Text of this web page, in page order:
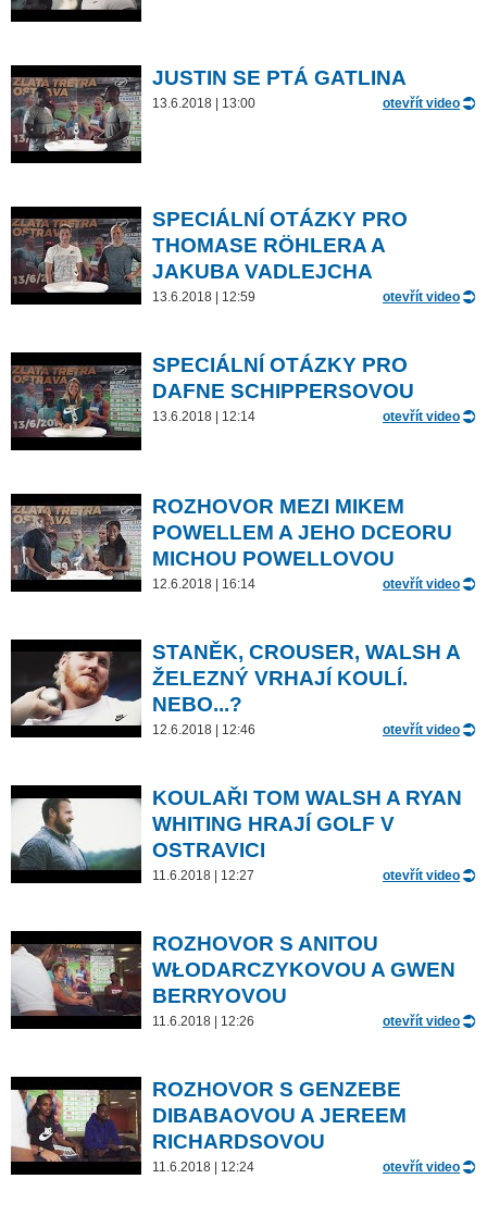
JUSTIN SE PTÁ GATLINA
13.6.2018 | 13:00 otevřít video
SPECIÁLNÍ OTÁZKY PRO
THOMASE RÖHLERA A
JAKUBA VADLEJCHA
13.6.2018 | 12:59 otevřít video
SPECIÁLNÍ OTÁZKY PRO
DAFNE SCHIPPERSOVOU
13.6.2018 | 12:14 otevřít video
ROZHOVOR MEZI MIKEM
POWELLEM A JEHO DCEORU
MICHOU POWELLOVOU
12.6.2018 | 16:14 otevřít video
STANĚK, CROUSER, WALSH A
ŽELEZNÝ VRHAJÍ KOULÍ.
NEBO...?
12.6.2018 | 12:46 otevřít video
KOULAŘI TOM WALSH A RYAN
WHITING HRAJÍ GOLF V
OSTRAVICI
11.6.2018 | 12:27 otevřít video
ROZHOVOR S ANITOU
WŁODARCZYKOVOU A GWEN
BERRYOVOU
11.6.2018 | 12:26 otevřít video
ROZHOVOR S GENZEBE
DIBABAOVOU A JEREEM
RICHARDSOVOU
11.6.2018 | 12:24 otevřít video